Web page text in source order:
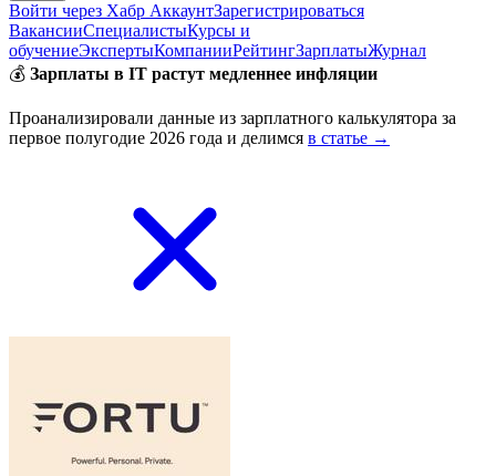
Войти через Хабр АккаунтЗарегистрироваться
ВакансииСпециалистыКурсы и
обучениеЭкспертыКомпанииРейтингЗарплатыЖурнал
💰 Зарплаты в IT растут медленнее инфляции
Проанализировали данные из зарплатного калькулятора за
первое полугодие 2026 года и делимся в статье →